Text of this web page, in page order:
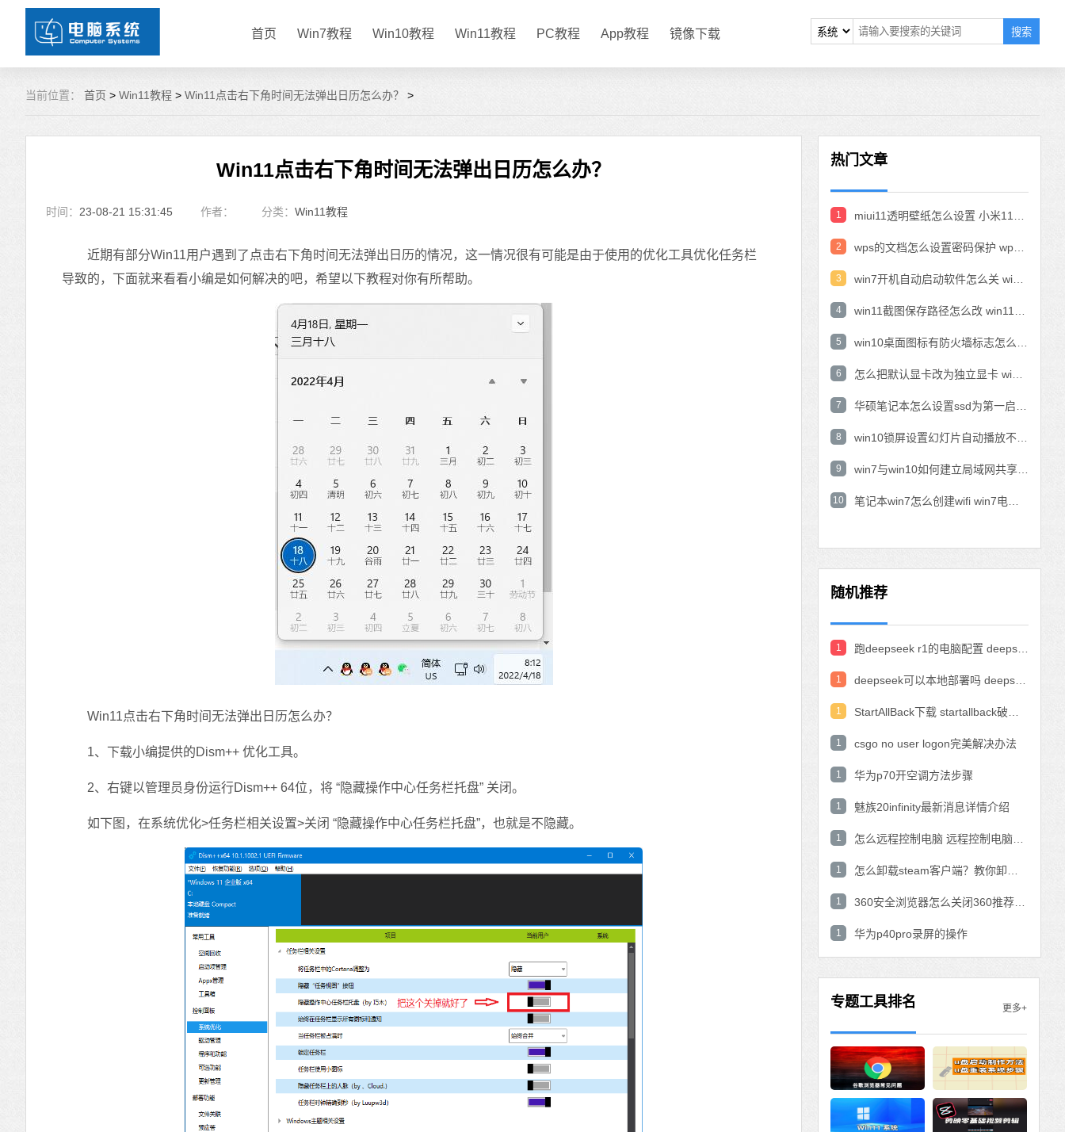
首页 Win7教程 Win10教程 Win11教程 PC教程 App教程 镜像下载 搜索
当前位置： 首页 > Win11教程 > Win11点击右下角时间无法弹出日历怎么办？ >
Win11点击右下角时间无法弹出日历怎么办？
时间： 23-08-21 15:31:45 作者： 分类： Win11教程
近期有部分Win11用户遇到了点击右下角时间无法弹出日历的情况，这一情况很有可能是由于使用的优化工具优化任务栏
导致的，下面就来看看小编是如何解决的吧，希望以下教程对你有所帮助。
Win11点击右下角时间无法弹出日历怎么办？
1、下载小编提供的Dism++ 优化工具。
2、右键以管理员身份运行Dism++ 64位，将 “隐藏操作中心任务栏托盘” 关闭。
如下图，在系统优化>任务栏相关设置>关闭 “隐藏操作中心任务栏托盘”，也就是不隐藏。
热门文章
1
2
3
4
5
6
7
8
9
10
随机推荐
1
1
1
1 csgo no user logon完美解决办法
1 华为p70开空调方法步骤
1 魅族20infinity最新消息详情介绍
1
1
1
1 华为p40pro录屏的操作
专题工具排名 更多+